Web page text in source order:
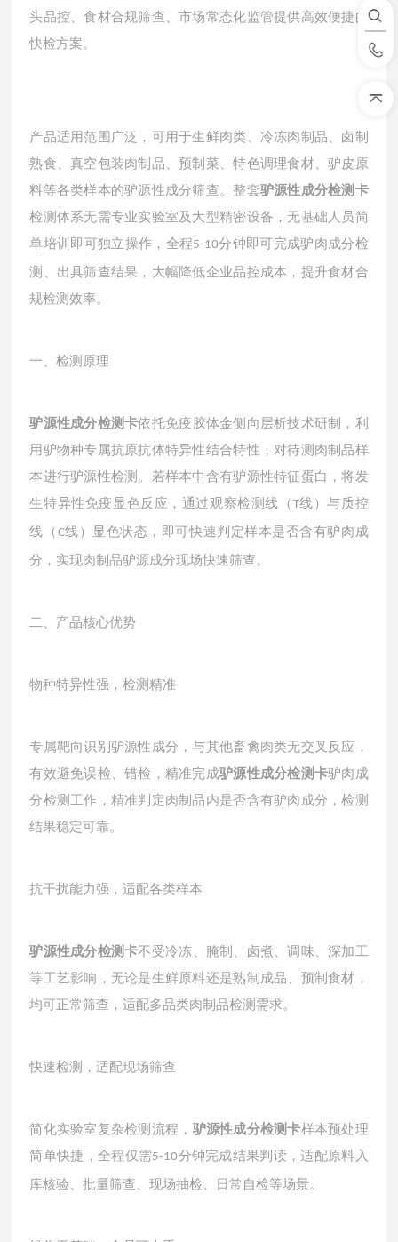
头品控、食材合规筛查、市场常态化监管提供高效便捷的
快检方案。
产品适用范围广泛，可用于生鲜肉类、冷冻肉制品、卤制
熟食、真空包装肉制品、预制菜、特色调理食材、驴皮原
料等各类样本的驴源性成分筛查。整套驴源性成分检测卡
检测体系无需专业实验室及大型精密设备，无基础人员简
单培训即可独立操作，全程5-10分钟即可完成驴肉成分检
测、出具筛查结果，大幅降低企业品控成本，提升食材合
规检测效率。
一、检测原理
驴源性成分检测卡依托免疫胶体金侧向层析技术研制，利
用驴物种专属抗原抗体特异性结合特性，对待测肉制品样
本进行驴源性检测。若样本中含有驴源性特征蛋白，将发
生特异性免疫显色反应，通过观察检测线（ T线）与质控
线（ C线）显色状态，即可快速判定样本是否含有驴肉成
分，实现肉制品驴源成分现场快速筛查。
二、产品核心优势
物种特异性强，检测精准
专属靶向识别驴源性成分，与其他畜禽肉类无交叉反应，
有效避免误检、错检，精准完成驴源性成分检测卡驴肉成
分检测工作，精准判定肉制品内是否含有驴肉成分，检测
结果稳定可靠。
抗干扰能力强，适配各类样本
驴源性成分检测卡不受冷冻、腌制、卤煮、调味、深加工
等工艺影响，无论是生鲜原料还是熟制成品、预制食材，
均可正常筛查，适配多品类肉制品检测需求。
快速检测，适配现场筛查
简化实验室复杂检测流程， 驴源性成分检测卡样本预处理
简单快捷，全程仅需5-10分钟完成结果判读，适配原料入
库核验、批量筛查、现场抽检、日常自检等场景。